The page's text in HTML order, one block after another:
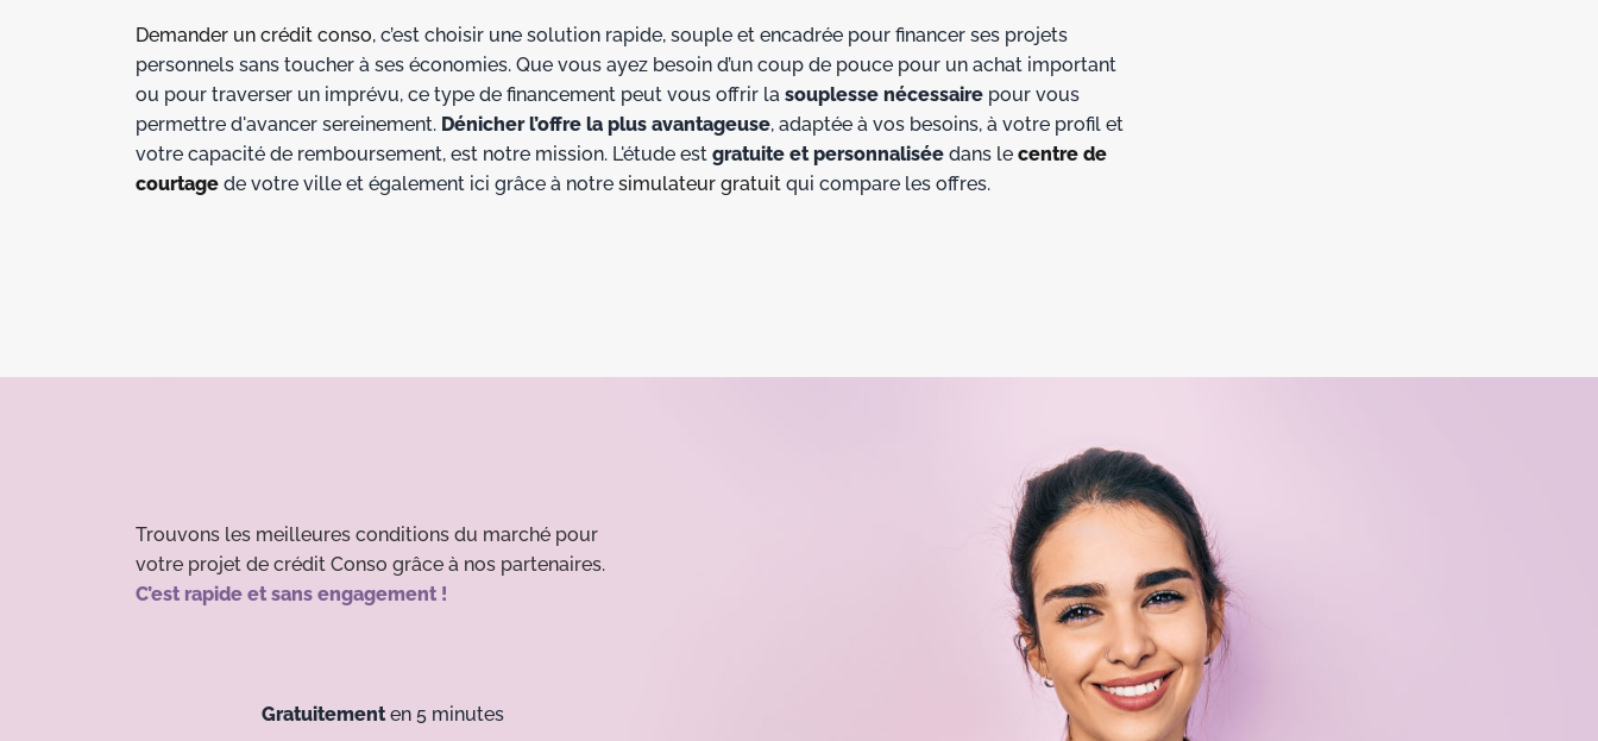
Demander un crédit conso, c’est choisir une solution rapide, souple et encadrée pour financer ses projets
personnels sans toucher à ses économies. Que vous ayez besoin d’un coup de pouce pour un achat important
ou pour traverser un imprévu, ce type de financement peut vous offrir la souplesse nécessaire pour vous
permettre d'avancer sereinement. Dénicher l’offre la plus avantageuse, adaptée à vos besoins, à votre profil et
votre capacité de remboursement, est notre mission. L'étude est gratuite et personnalisée dans le centre de
courtage de votre ville et également ici grâce à notre simulateur gratuit qui compare les offres.
Trouvons les meilleures conditions du marché pour
votre projet de crédit Conso grâce à nos partenaires.
C’est rapide et sans engagement !
Gratuitementen 5 minutes